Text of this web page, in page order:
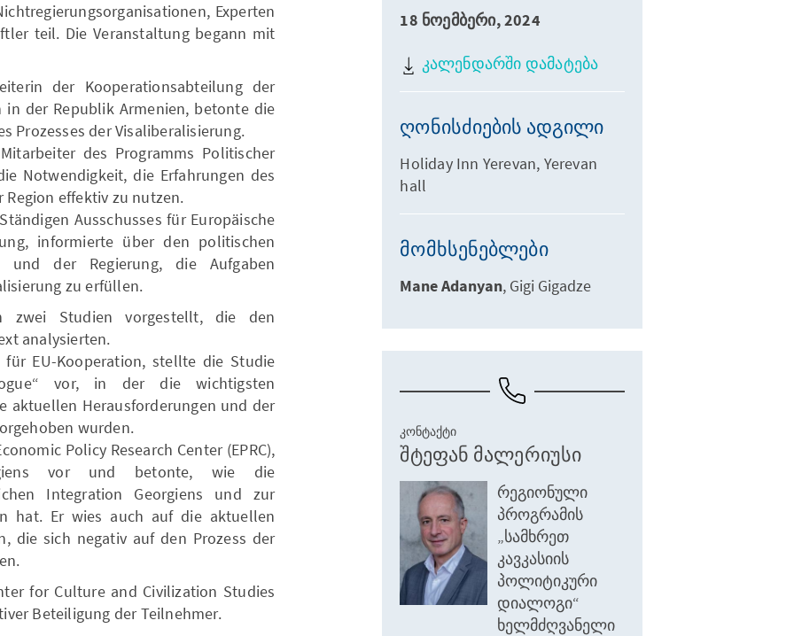
Experten
teil. Die Veranstaltung begann mit
der Kooperationsabteilung der
in der Republik Armenien, betonte die
Prozesses der Visaliberalisierung.
des Programms Politischer
Notwendigkeit, die Erfahrungen des
effektiv zu nutzen.
Ausschusses für Europäische
informierte über den politischen
und der Regierung, die Aufgaben
zu erfüllen.
zwei Studien vorgestellt, die den
analysierten.
EU-Kooperation, stellte die Studie
vor, in der die wichtigsten
aktuellen Herausforderungen und der
wurden.
Policy Research Center (EPRC),
vor und betonte, wie die
Integration Georgiens und zur
hat. Er wies auch auf die aktuellen
die sich negativ auf den Prozess der
for Culture and Civilization Studies
Beteiligung der Teilnehmer.
18 ნოემბერი, 2024
კალენდარში დამატება
ღონისძიების ადგილი
Holiday Inn Yerevan, Yerevan
hall
მომხსენებლები
Mane Adanyan Gigi Gigadze
ᲙᲝᲜᲢᲐᲥᲢᲘ
შტეფან მალერიუსი
რეგიონული
პროგრამის
„სამხრეთ
კავკასიის
პოლიტიკური
დიალოგი“
ხელმძღვანელი